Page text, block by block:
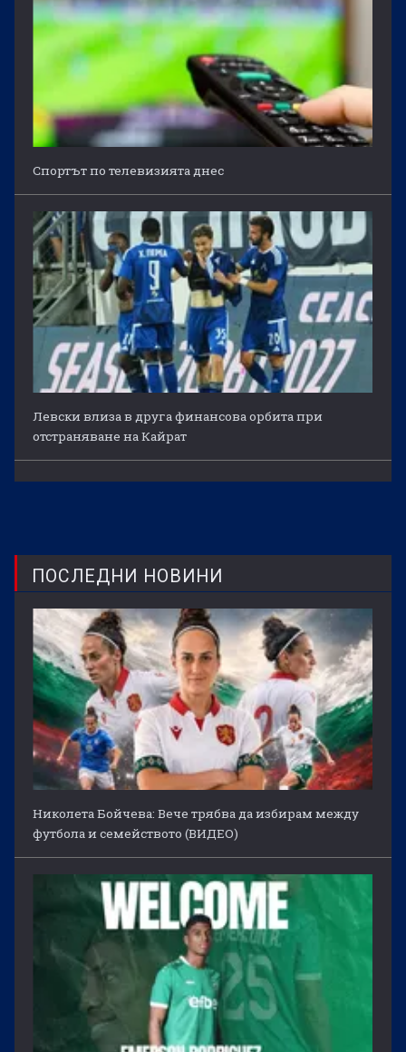
Спортът по телевизията днес
Левски влиза в друга финансова орбита при
отстраняване на Кайрат
ПОСЛЕДНИ НОВИНИ
Николета Бойчева: Вече трябва да избирам между
футбола и семейството (ВИДЕО)